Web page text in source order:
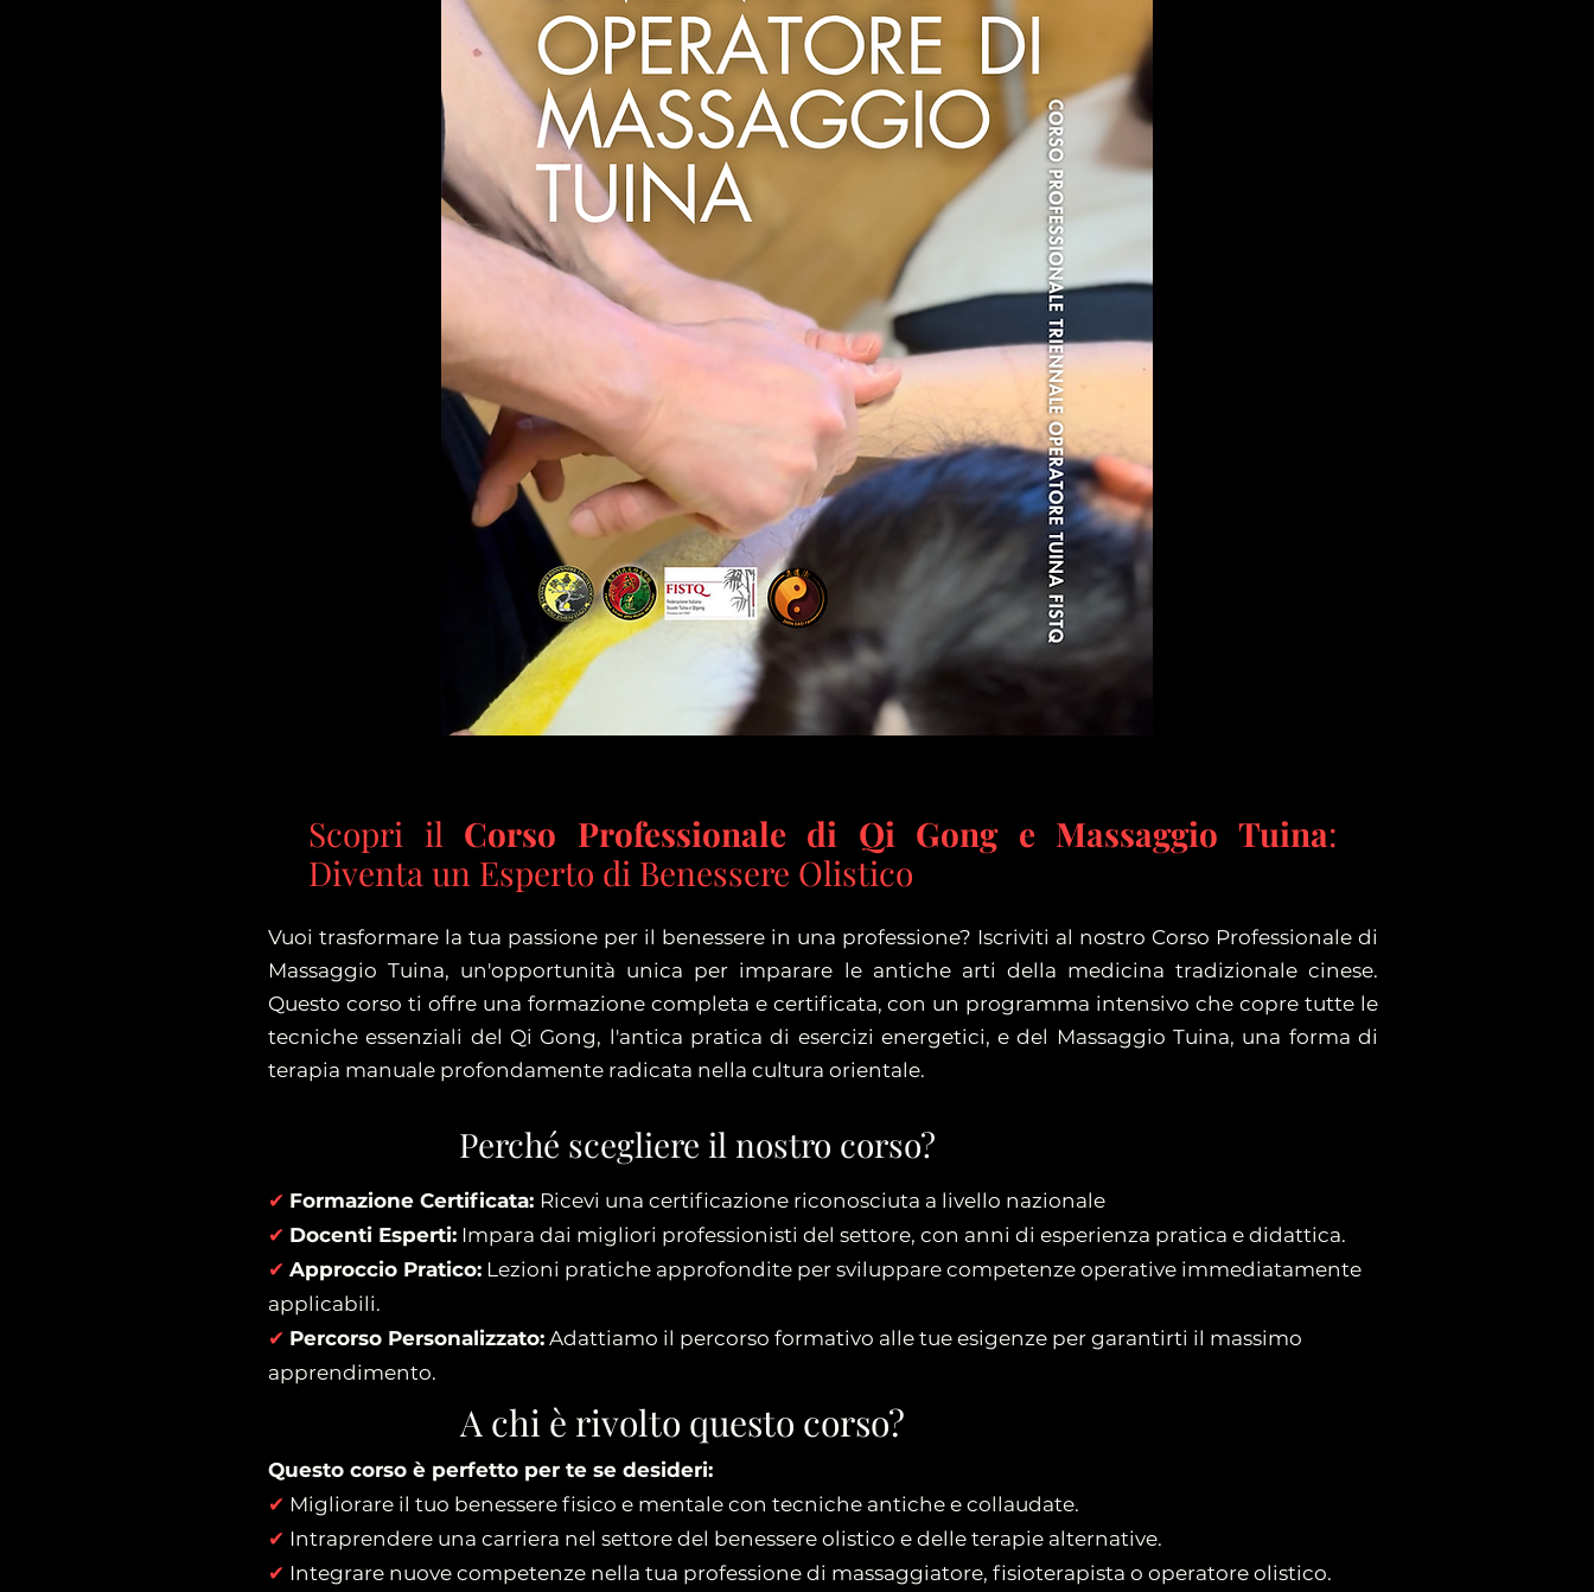
Scopri il Corso Professionale di Qi Gong e Massaggio Tuina:
Diventa un Esperto di Benessere Olistico
Vuoi trasformare la tua passione per il benessere in una professione? Iscriviti al nostro Corso Professionale di
Massaggio Tuina, un'opportunità unica per imparare le antiche arti della medicina tradizionale cinese.
Questo corso ti offre una formazione completa e certificata, con un programma intensivo che copre tutte le
tecniche essenziali del Qi Gong, l'antica pratica di esercizi energetici, e del Massaggio Tuina, una forma di
terapia manuale profondamente radicata nella cultura orientale.
Perché scegliere il nostro corso?
✔ Formazione Certificata: Ricevi una certificazione riconosciuta a livello nazionale
✔ Docenti Esperti: Impara dai migliori professionisti del settore, con anni di esperienza pratica e didattica.
✔ Approccio Pratico: Lezioni pratiche approfondite per sviluppare competenze operative immediatamente
applicabili.
✔ Percorso Personalizzato: Adattiamo il percorso formativo alle tue esigenze per garantirti il massimo
apprendimento.
A chi è rivolto questo corso?
Questo corso è perfetto per te se desideri:
✔ Migliorare il tuo benessere fisico e mentale con tecniche antiche e collaudate.
✔ Intraprendere una carriera nel settore del benessere olistico e delle terapie alternative.
✔ Integrare nuove competenze nella tua professione di massaggiatore, fisioterapista o operatore olistico.